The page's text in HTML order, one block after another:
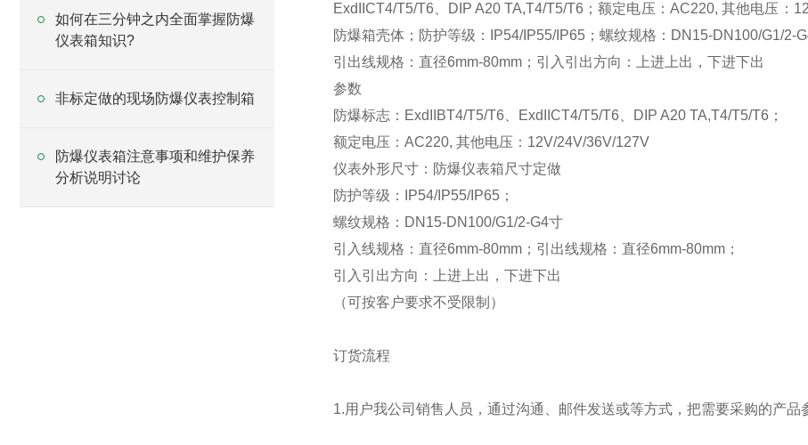
如何在三分钟之内全面掌握防爆
仪表箱知识?
非标定做的现场防爆仪表控制箱
防爆仪表箱注意事项和维护保养
分析说明讨论
ExdIICT4/T5/T6、DIP A20 TA,T4/T5/T6；额定电压：AC220, 其他电压：
防爆箱壳体；防护等级：IP54/IP55/IP65；螺纹规格：DN15-DN100/G1/2-
引出线规格：直径6mm-80mm；引入引出方向：上进上出，下进下出
参数
防爆标志：ExdIIBT4/T5/T6、ExdIICT4/T5/T6、DIP A20 TA,T4/T5/T6；
额定电压：AC220, 其他电压：12V/24V/36V/127V
仪表外形尺寸：防爆仪表箱尺寸定做
防护等级：IP54/IP55/IP65；
螺纹规格：DN15-DN100/G1/2-G4寸
引入线规格：直径6mm-80mm；引出线规格：直径6mm-80mm；
引入引出方向：上进上出，下进下出
（可按客户要求不受限制）
订货流程
1.用户我公司销售人员，通过沟通、邮件发送或等方式，把需要采购的产品